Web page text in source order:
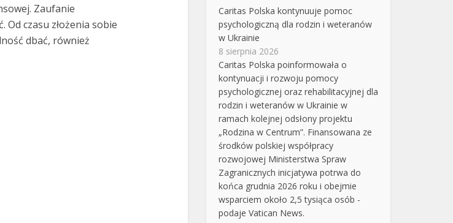
Zaufanie
czasu złożenia sobie
dbać, również
Caritas Polska kontynuuje pomoc
psychologiczną dla rodzin i weteranów
w Ukrainie
8 sierpnia 2026
Caritas Polska poinformowała o
kontynuacji i rozwoju pomocy
psychologicznej oraz rehabilitacyjnej dla
rodzin i weteranów w Ukrainie w
ramach kolejnej odsłony projektu
„Rodzina w Centrum”. Finansowana ze
środków polskiej współpracy
rozwojowej Ministerstwa Spraw
Zagranicznych inicjatywa potrwa do
końca grudnia 2026 roku i obejmie
wsparciem około 2,5 tysiąca osób -
podaje Vatican News.